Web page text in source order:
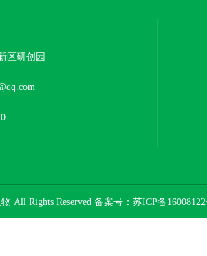
区研创园
All Rights Reserved 备案号： 苏ICP备